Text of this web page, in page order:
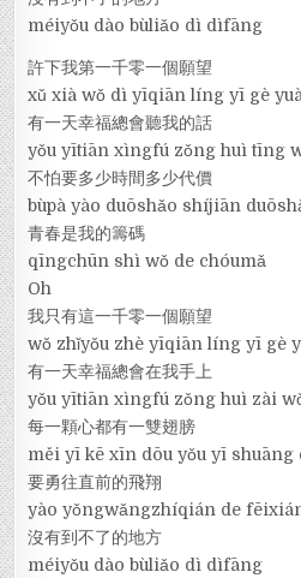
méiyǒu dào bùliǎo dì dìfāng
許下我第一千零一個願望
xǔ xià wǒ dì yīqiān líng yī gè
有一天幸福總會聽我的話
yǒu yītiān xìngfú zǒng huì tīng
不怕要多少時間多少代價
bùpà yào duōshǎo shíjiān
青春是我的籌碼
qīngchūn shì wǒ de chóumǎ
Oh
我只有這一千零一個願望
wǒ zhǐyǒu zhè yīqiān líng yī gè
有一天幸福總會在我手上
yǒu yītiān xìngfú zǒng huì zài
每一顆心都有一雙翅膀
měi yī kē xīn dōu yǒu yī shuāng
要勇往直前的飛翔
yào yǒngwǎngzhíqián de
沒有到不了的地方
méiyǒu dào bùliǎo dì dìfāng